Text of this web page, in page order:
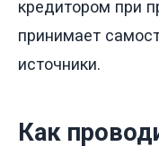
кредитором при
принимает
источники.
Как